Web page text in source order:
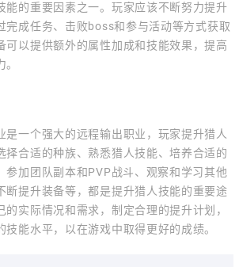
能的重要因素之一。玩家应该不断努力提升
完成任务、击败boss和参与活动等方式获取
可以提供额外的属性加成和技能效果，提高
是一个强大的远程输出职业，玩家提升猎人
择合适的种族、熟悉猎人技能、培养合适的
参加团队副本和PVP战斗、观察和学习其他
断提升装备等，都是提升猎人技能的重要途
的实际情况和需求，制定合理的提升计划，
技能水平，以在游戏中取得更好的成绩。